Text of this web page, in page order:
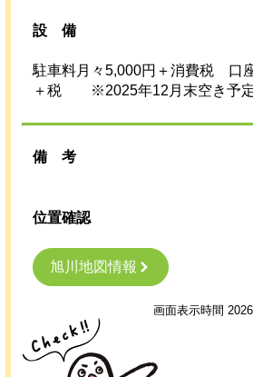
設 備
駐車料月々5,000円＋消費税 口
＋税 ※2025年12月末空き予
備考
位置確認
旭川地図情報
画面表示時間